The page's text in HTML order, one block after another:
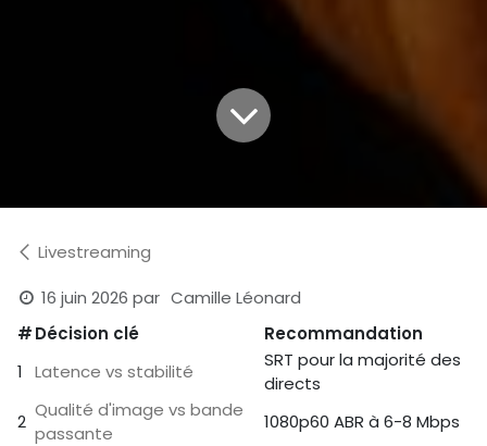
Livestreaming
16 juin 2026 par Camille Léonard
#Décision clé
Recommandation
1 Latence vs stabilité
SRT pour la majorité des
directs
2
Qualité d'image vs bande
passante
1080p60 ABR à 6-8 Mbps